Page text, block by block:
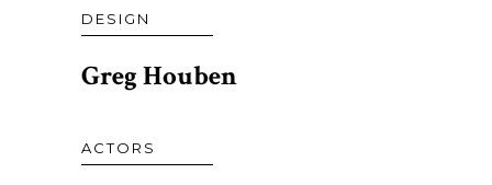
DESIGN
Greg Houben
ACTORS